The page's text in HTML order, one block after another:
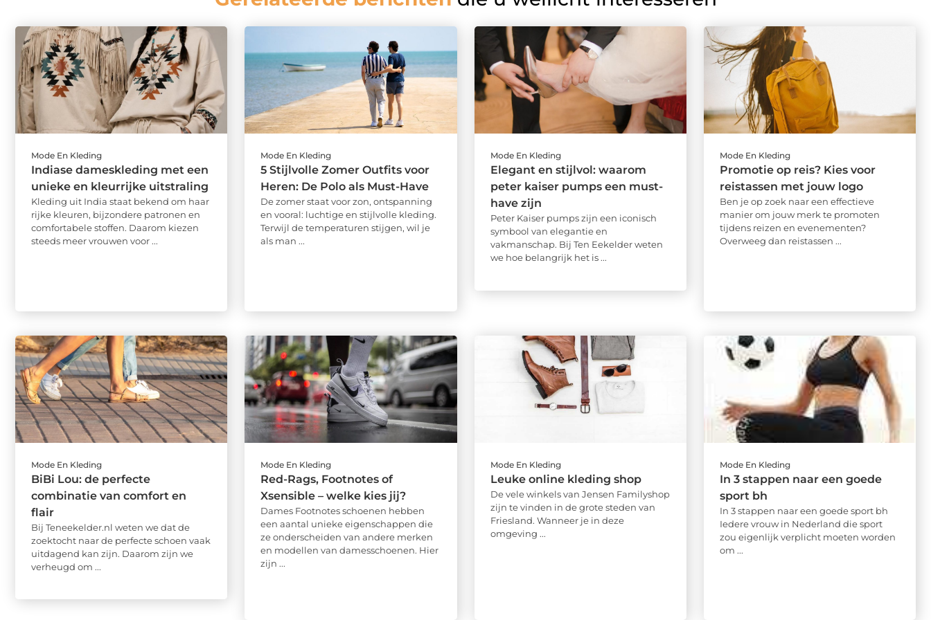
Mode En Kleding
Indiase dameskleding met een
unieke en kleurrijke uitstraling
Kleding uit India staat bekend om haar
rijke kleuren, bijzondere patronen en
comfortabele stoffen. Daarom kiezen
steeds meer vrouwen voor ...
Mode En Kleding
5 Stijlvolle Zomer Outfits voor
Heren: De Polo als Must-Have
De zomer staat voor zon, ontspanning
en vooral: luchtige en stijlvolle kleding.
Terwijl de temperaturen stijgen, wil je
als man ...
Mode En Kleding
Elegant en stijlvol: waarom
peter kaiser pumps een must-
have zijn
Peter Kaiser pumps zijn een iconisch
symbool van elegantie en
vakmanschap. Bij Ten Eekelder weten
we hoe belangrijk het is ...
Mode En Kleding
Promotie op reis? Kies voor
reistassen met jouw logo
Ben je op zoek naar een effectieve
manier om jouw merk te promoten
tijdens reizen en evenementen?
Overweeg dan reistassen ...
Mode En Kleding
BiBi Lou: de perfecte
combinatie van comfort en
flair
Bij Teneekelder.nl weten we dat de
zoektocht naar de perfecte schoen vaak
uitdagend kan zijn. Daarom zijn we
verheugd om ...
Mode En Kleding
Red-Rags, Footnotes of
Xsensible – welke kies jij?
Dames Footnotes schoenen hebben
een aantal unieke eigenschappen die
ze onderscheiden van andere merken
en modellen van damesschoenen. Hier
zijn ...
Mode En Kleding
Leuke online kleding shop
De vele winkels van Jensen Familyshop
zijn te vinden in de grote steden van
Friesland. Wanneer je in deze
omgeving ...
Mode En Kleding
In 3 stappen naar een goede
sport bh
In 3 stappen naar een goede sport bh
Iedere vrouw in Nederland die sport
zou eigenlijk verplicht moeten worden
om ...